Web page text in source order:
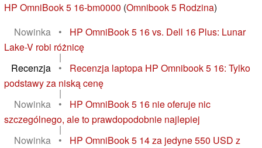
HP OmniBook 5 16-bm0000 (Omnibook 5 Rodzina)
Nowinka
•
HP OmniBook 5 16 vs. Dell 16 Plus: Lunar
Lake-V robi różnicę
|
Recenzja
•
Recenzja laptopa HP Omnibook 5 16: Tylko
podstawy za niską cenę
|
Nowinka
•
HP OmniBook 5 16 nie oferuje nic
szczególnego, ale to prawdopodobnie najlepiej
|
Nowinka
•
HP OmniBook 5 14 za jedyne 550 USD z